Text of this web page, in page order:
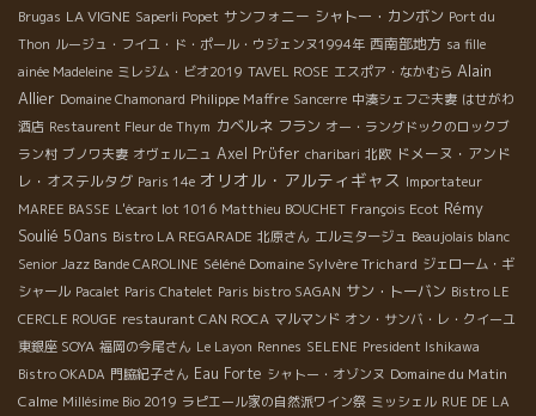
Brugas LA VIGNE Saperli Popet サンフォニー シャトー・カンボン Port du
Thon ルージュ・フイユ・ド・ポール・ウジェンヌ1994年 西南部地方 sa fille
ainée Madeleine ミレジム・ビオ2019 TAVEL ROSE エスポア・なかむら Alain
Allier Domaine Chamonard Philippe Maffre Sancerre 中湊シェフご夫妻 はせがわ
酒店 Restaurent Fleur de Thym カベルネ フラン オー・ラングドックのロックブ
ラン村 ブノワ夫妻 オヴェルニュ Axel Prϋfer charibari 北欧 ドメーヌ・アンド
レ・オステルタグ Paris 14e オリオル・アルティギャス Importateur
MAREE BASSE L'écart lot 1016 Matthieu BOUCHET François Ecot Rémy
Soulié 50ans Bistro LA REGARADE 北原さん エルミタージュ Beaujolais blanc
Senior Jazz Bande CAROLINE Séléné Domaine Sylvère Trichard ジェローム・ギ
シャール Pacalet Paris Chatelet Paris bistro SAGAN サン・トーバン Bistro LE
CERCLE ROUGE restaurant CAN ROCA マルマンド オン・サンバ・レ・クイーユ
東銀座 SOYA 福岡の今尾さん Le Layon Rennes SELENE President Ishikawa
Bistro OKADA 門脇紀子さん Eau Forte シャトー・オゾンヌ Domaine du Matin
Calme Millésime Bio 2019 ラピエール家の自然派ワイン祭 ミッシェル RUE DE LA